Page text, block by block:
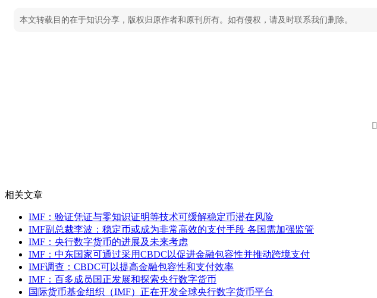
本文转载目的在于知识分享，版权归原作者和原刊所有。如有侵权，请及时联系我们删除。

相关文章
IMF：验证凭证与零知识证明等技术可缓解稳定币潜在风险
IMF副总裁李波：稳定币或成为非常高效的支付手段 各国需加强监管
IMF：央行数字货币的进展及未来考虑
IMF：中东国家可通过采用CBDC以促进金融包容性并推动跨境支付
IMF调查：CBDC可以提高金融包容性和支付效率
IMF：百多成员国正发展和探索央行数字货币
国际货币基金组织（IMF）正在开发全球央行数字货币平台